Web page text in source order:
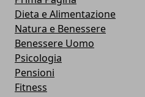
Dieta e Alimentazione
Natura e Benessere
Benessere Uomo
Psicologia
Pensioni
Fitness